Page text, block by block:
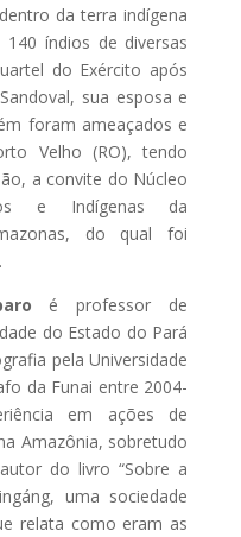
da terra indígena
índios de diversas
do Exército após
sua esposa e
foram ameaçados e
Velho (RO), tendo
a convite do Núcleo
e Indígenas da
do qual foi
.
é professor de
do Estado do Pará
pela Universidade
da Funai entre 2004-
em ações de
Amazônia, sobretudo
do livro “Sobre a
uma sociedade
relata como eram as